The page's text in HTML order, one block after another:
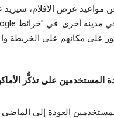
مواعيد عرض الأفلام، سيريد
على مكانهم على الخريطة
المستخدمين على تذكُّر
العودة إلى الماضي